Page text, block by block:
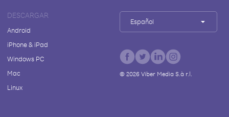
DESCARGAR
Android
iPhone & iPad
Windows PC
Mac
Linux
Español
© 2026Viber Media S.à r.l.